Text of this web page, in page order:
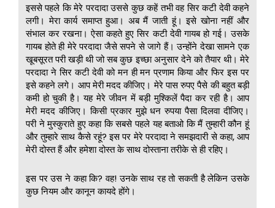
इससे पहले कि मेरे परदादा उससे कुछ कहें तभी वह सिर कटी देवी कहने
लगी। मेरा कार्य समाप्त हुआ। अब मैं जाती हूं। इसे खोना नहीं और
संभाल कर रखना। ऐसा कहते हुए सिर कटी देवी गायब हो गई। उसके
गायब होते ही मेरे परदादा जैसे सपने से जागे हैं। उन्होंने देखा सामने एक
खूबसूरत परी खड़ी थी जो सब कुछ इच्छा अनुसार देने को तैयार थी। मेरे
परदादा ने सिर कटी देवी को मन ही मन प्रणाम किया और फिर इस पर
इसे कहने लगे। आप मेरी मदद कीजिए। मेरे पास रुपए पैसे की बहुत बड़ी
कमी हो चुकी है। यह मेरे जीवन में बड़ी मुश्किलें पैदा कर रही है। आप
मेरी मदद कीजिए। किसी प्रकार मुझे धन रुपया पैसा दिलवा दीजिए।
परी ने मुस्कुराते हुए कहा कि सबसे पहले यह बताओ कि मैं तुम्हारी कौन हूं
और तुम्हारे साथ कैसे रहूं? इस पर मेरे परदादा ने समझदारी से कहा, आप
मेरी दोस्त हैं और हमेशा दोस्त के साथ दोस्ताना तरीके से ही रहिए।
इस पर उस ने कहा कि? वह! उनके साथ रह तो सकती है लेकिन उसके
कुछ नियम और कानून कायदे होंगे।